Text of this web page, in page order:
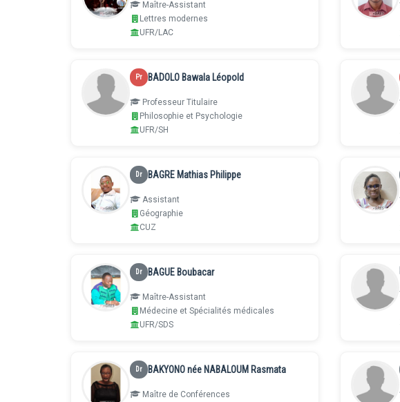
Maître-Assistant
Lettres modernes
UFR/LAC
Pr BADOLO Bawala Léopold
Professeur Titulaire
Philosophie et Psychologie
UFR/SH
Dr BAGRE Mathias Philippe
Assistant
Géographie
CUZ
Dr BAGUE Boubacar
Maître-Assistant
Médecine et Spécialités médicales
UFR/SDS
Dr BAKYONO née NABALOUM Rasmata
Maître de Conférences